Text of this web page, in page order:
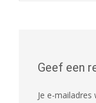
Geef een
Je e-